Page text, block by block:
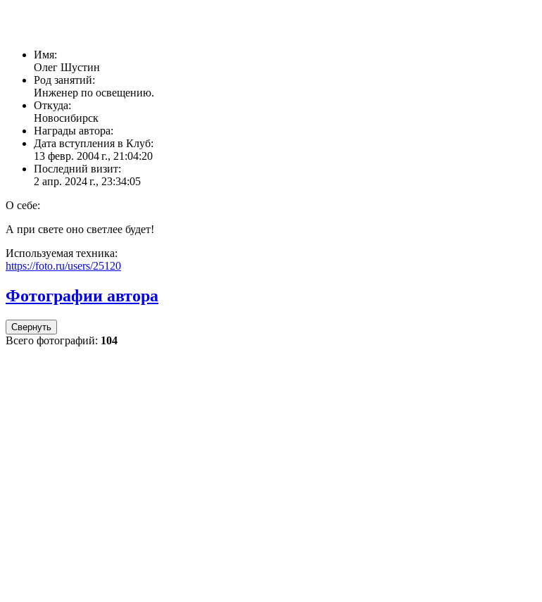
Имя:
Олег Шустин
Род занятий:
Инженер по освещению.
Откуда:
Новосибирск
Награды автора:
Дата вступления в Клуб:
13 февр. 2004 г., 21:04:20
Последний визит:
2 апр. 2024 г., 23:34:05
О себе:
А при свете оно светлее будет!
Используемая техника:
https://foto.ru/users/25120
Фотографии автора
Свернуть
Всего фотографий: 104